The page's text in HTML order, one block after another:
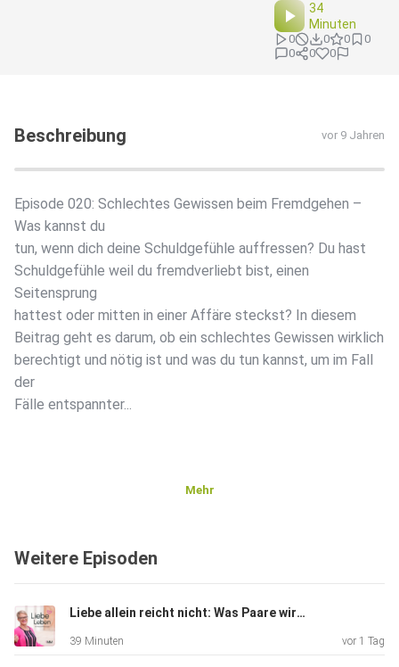
34
Minuten
0 0 0
0
0
0 0
Beschreibung vor 9 Jahren
Episode 020: Schlechtes Gewissen beim Fremdgehen –
Was kannst du
tun, wenn dich deine Schuldgefühle auffressen? Du hast
Schuldgefühle weil du fremdverliebt bist, einen
Seitensprung
hattest oder mitten in einer Affäre steckst? In diesem
Beitrag geht es darum, ob ein schlechtes Gewissen wirklich
berechtigt und nötig ist und was du tun kannst, um im Fall
der
Fälle entspannter...
Mehr
Weitere Episoden
Liebe allein reicht nicht: Was Paare wirklich brauchen
39 Minuten vor 1 Tag